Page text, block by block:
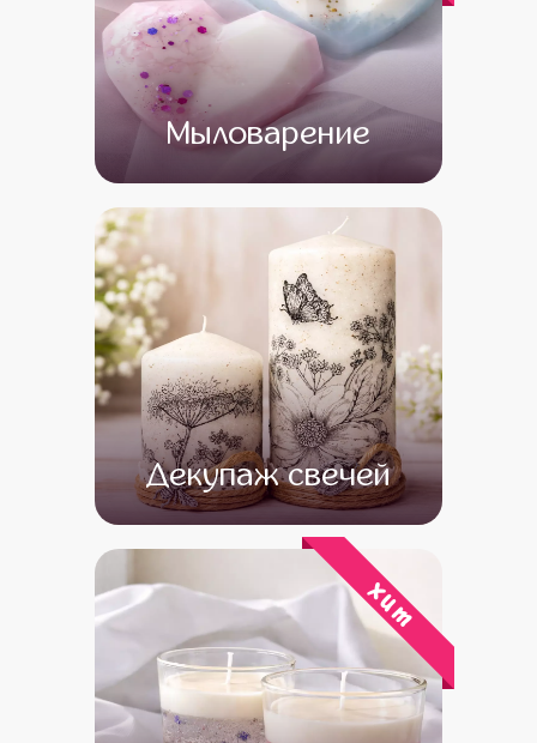
Мыловарение
от 13 500 от 11 500
Декупаж свечей
от 14 500 от 12 500
хит